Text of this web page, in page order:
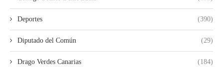
Deportes (390)
Diputado del Común (29)
Drago Verdes Canarias (184)